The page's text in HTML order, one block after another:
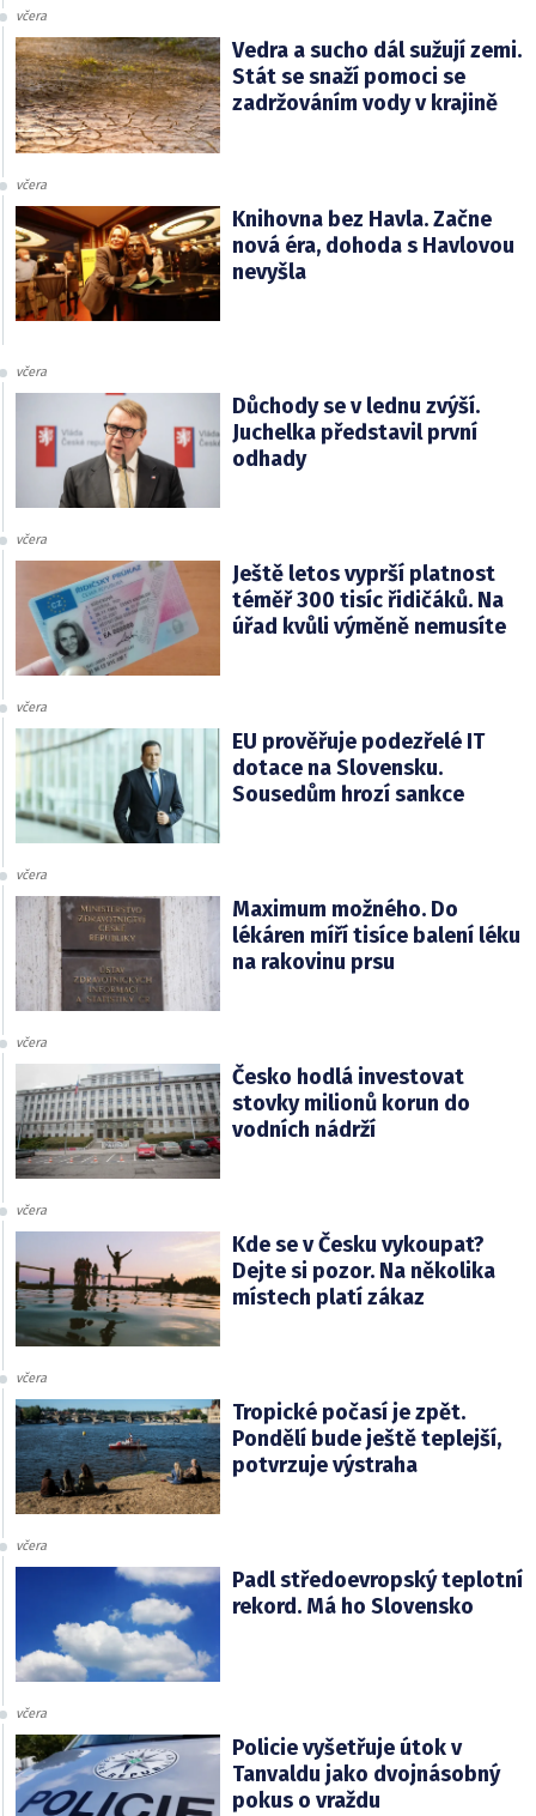
včera
Vedra a sucho dál sužují zemi.
Stát se snaží pomoci se
zadržováním vody v krajině
včera
Knihovna bez Havla. Začne
nová éra, dohoda s Havlovou
nevyšla
včera
Důchody se v lednu zvýší.
Juchelka představil první
odhady
včera
Ještě letos vyprší platnost
téměř 300 tisíc řidičáků. Na
úřad kvůli výměně nemusíte
včera
EU prověřuje podezřelé IT
dotace na Slovensku.
Sousedům hrozí sankce
včera
Maximum možného. Do
lékáren míří tisíce balení léku
na rakovinu prsu
včera
Česko hodlá investovat
stovky milionů korun do
vodních nádrží
včera
Kde se v Česku vykoupat?
Dejte si pozor. Na několika
místech platí zákaz
včera
Tropické počasí je zpět.
Pondělí bude ještě teplejší,
potvrzuje výstraha
včera
Padl středoevropský teplotní
rekord. Má ho Slovensko
včera
Policie vyšetřuje útok v
Tanvaldu jako dvojnásobný
pokus o vraždu